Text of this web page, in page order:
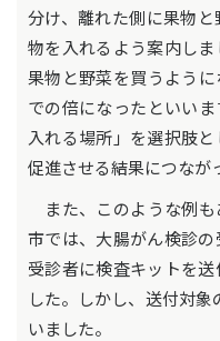
分け、離れた側に果物
物を入れるよう案内し
果物と野菜を買うよう
での倍になったといい
入れる場所」を選択肢
促進させる結果につなが
また、このような例も
市では、大腸がん検診
受診者に検査キットを
した。しかし、送付対
いました。